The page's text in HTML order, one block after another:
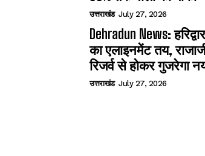
उत्तराखंड July 27, 2026
Dehradun News:
का एलाइनमेंट तय,
रिजर्व से होकर गुजरेगा
उत्तराखंड July 27, 2026